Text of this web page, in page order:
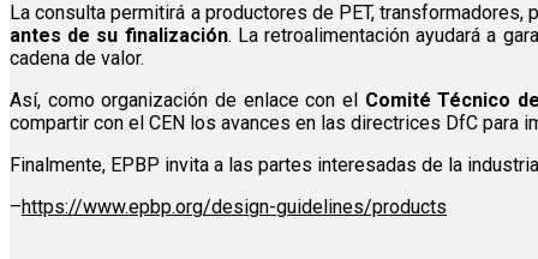
La consulta permitirá a productores de PET,
antes de su finalización. La retroalimentación ayudará a
cadena de valor.
Así, como organización de enlace con el Comité Técnico
compartir con el CEN los avances en las directrices DfC para
Finalmente, EPBP invita a las partes interesadas de la
–https://www.epbp.org/design-guidelines/products